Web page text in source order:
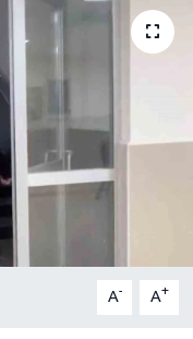
A- A+